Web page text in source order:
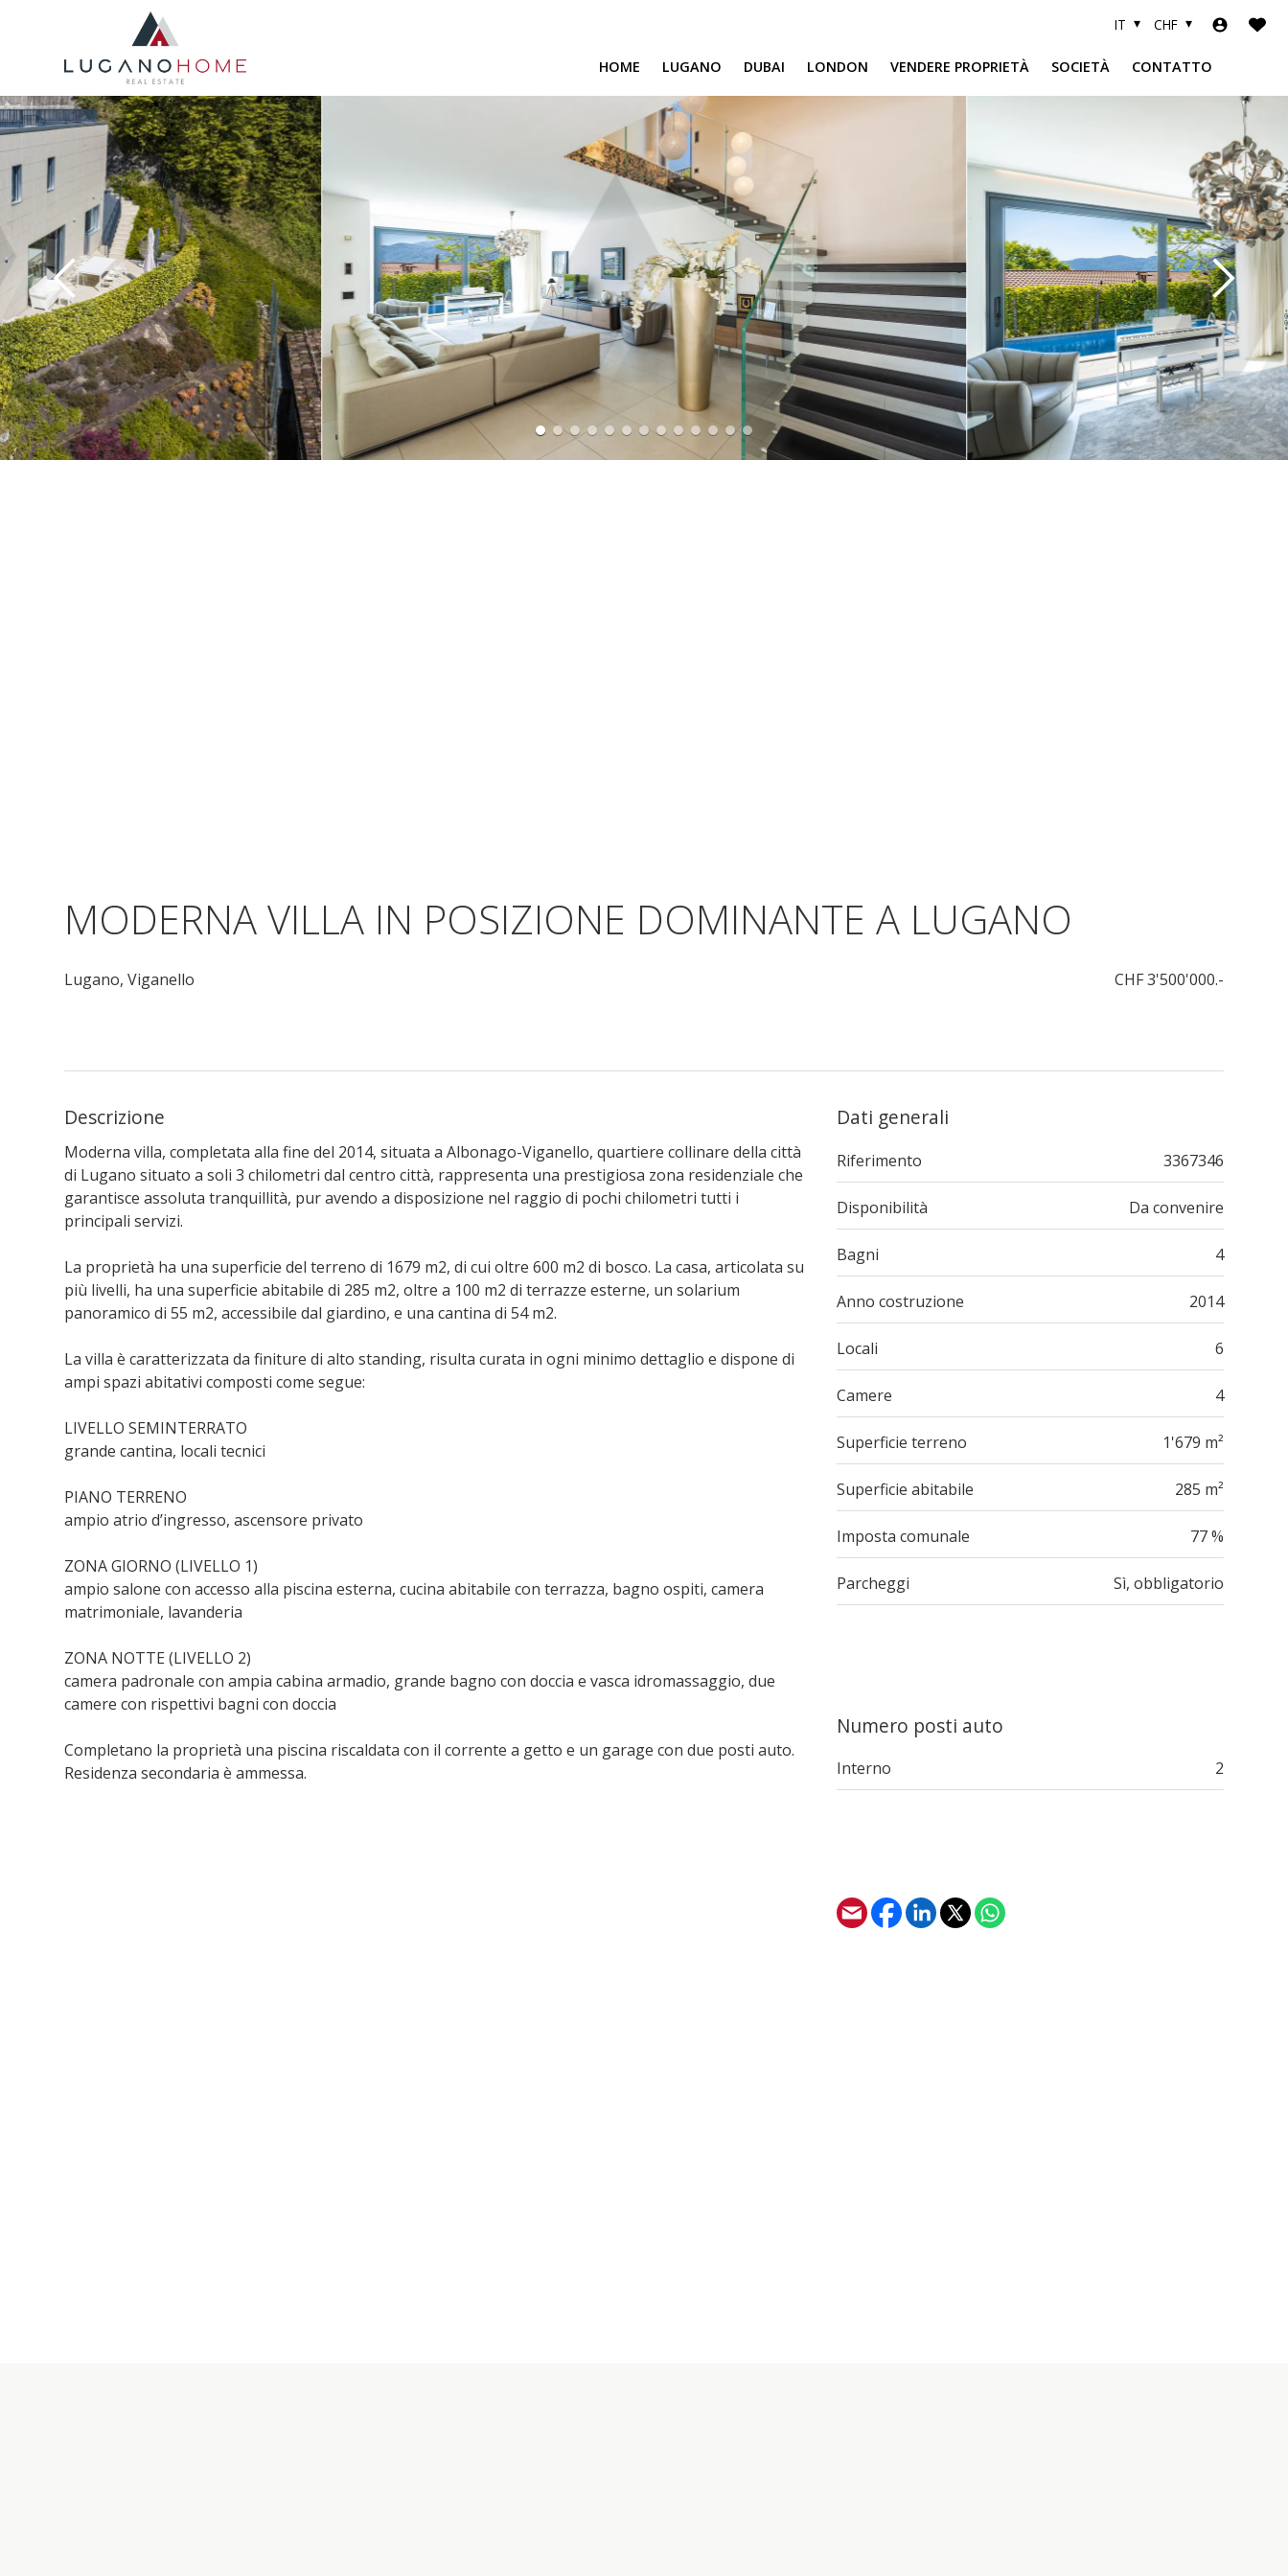
CHF
IT
HOME LUGANO
DUBAI
SAFA ONE
CAVALLI TOWER
DAMAC BAY
SAFA TWO
CORAL REEF
VENICE & MALTA
CHIC TOWER
MOROCCO
GEMS ESTATES
LONDON VENDERE PROPRIETÀ SOCIETÀ CONTATTO
MODERNA VILLA IN POSIZIONE DOMINANTE A LUGANO
Lugano,Viganello CHF 3'500'000.-
Descrizione
Moderna villa, completata alla fine del 2014, situata a Albonago-Viganello, quartiere collinare della città
di Lugano situato a soli 3 chilometri dal centro città, rappresenta una prestigiosa zona residenziale che
garantisce assoluta tranquillità, pur avendo a disposizione nel raggio di pochi chilometri tutti i
principali servizi.
La proprietà ha una superficie del terreno di 1679 m2, di cui oltre 600 m2 di bosco. La casa, articolata su
più livelli, ha una superficie abitabile di 285 m2, oltre a 100 m2 di terrazze esterne, un solarium
panoramico di 55 m2, accessibile dal giardino, e una cantina di 54 m2.
La villa è caratterizzata da finiture di alto standing, risulta curata in ogni minimo dettaglio e dispone di
ampi spazi abitativi composti come segue:
LIVELLO SEMINTERRATO
grande cantina, locali tecnici
PIANO TERRENO
ampio atrio d’ingresso, ascensore privato
ZONA GIORNO (LIVELLO 1)
ampio salone con accesso alla piscina esterna, cucina abitabile con terrazza, bagno ospiti, camera
matrimoniale, lavanderia
ZONA NOTTE (LIVELLO 2)
camera padronale con ampia cabina armadio, grande bagno con doccia e vasca idromassaggio, due
camere con rispettivi bagni con doccia
Completano la proprietà una piscina riscaldata con il corrente a getto e un garage con due posti auto.
Residenza secondaria è ammessa.
Dati generali
Riferimento 3367346
Disponibilità Da convenire
Bagni 4
Anno costruzione 2014
Locali 6
Camere 4
Superficie terreno 1'679 m²
Superficie abitabile 285 m²
Imposta comunale 77 %
Parcheggi Sì, obbligatorio
Numero posti auto
Interno 2